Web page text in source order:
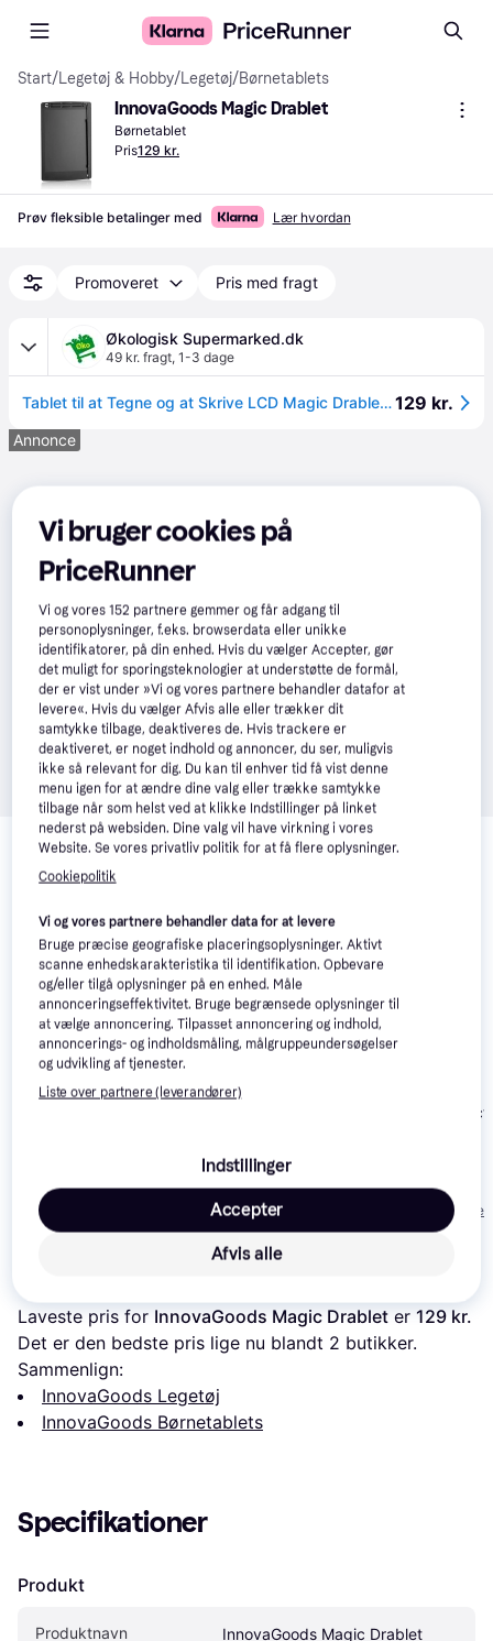
Start/Legetøj & Hobby/Legetøj/Børnetablets
InnovaGoods Magic Drablet
Børnetablet
Pris129 kr.
Prøv fleksible betalinger med Lær hvordan
Promoveret Pris med fragt
Økologisk Supermarked.dk
49 kr. fragt, 1-3 dage
Tablet til at Tegne og at Skrive LCD Magic Drablet - InnovaGoods129 kr.
Annonce
Relaterede produkter
Se vores forslag til andre produkter, der matcher dine
Trender
87 kr.
Eller 3 betalinger af 29 kr.
Tablet
108 kr.
Eller 3 betalinger af 36 kr.
PlayShifu
331 kr.
Eller 3 betalinger
Laveste pris for InnovaGoods Magic Drablet er 129 kr.
Det er den bedste pris lige nu blandt 2 butikker.
Sammenlign:
InnovaGoods Legetøj
InnovaGoods Børnetablets
Specifikationer
Produkt
Produktnavn InnovaGoods Magic Drablet
Vi bruger cookies på
PriceRunner
Vi og vores152 partnere gemmer og får adgang til
personoplysninger, f.eks. browserdata eller unikke
identifikatorer, på din enhed. Hvis du vælger Accepter, gør
det muligt for sporingsteknologier at understøtte de formål,
der er vist under »Vi og vores partnere behandler datafor at
levere«. Hvis du vælger Afvis alle eller trækker dit
samtykke tilbage, deaktiveres de. Hvis trackere er
deaktiveret, er noget indhold og annoncer, du ser, muligvis
ikke så relevant for dig. Du kan til enhver tid få vist denne
menu igen for at ændre dine valg eller trække samtykke
tilbage når som helst ved at klikke Indstillinger på linket
nederst på websiden. Dine valg vil have virkning i vores
Website. Se vores privatliv politik for at få flere oplysninger.
Cookiepolitik
Vi og vores partnere behandler data for at levere
Bruge præcise geografiske placeringsoplysninger. Aktivt
scanne enhedskarakteristika til identifikation. Opbevare
og/eller tilgå oplysninger på en enhed. Måle
annonceringseffektivitet. Bruge begrænsede oplysninger til
at vælge annoncering. Tilpasset annoncering og indhold,
annoncerings- og indholdsmåling, målgruppeundersøgelser
og udvikling af tjenester.
Liste over partnere (leverandører)
Indstillinger
Afvis alle
Accepter